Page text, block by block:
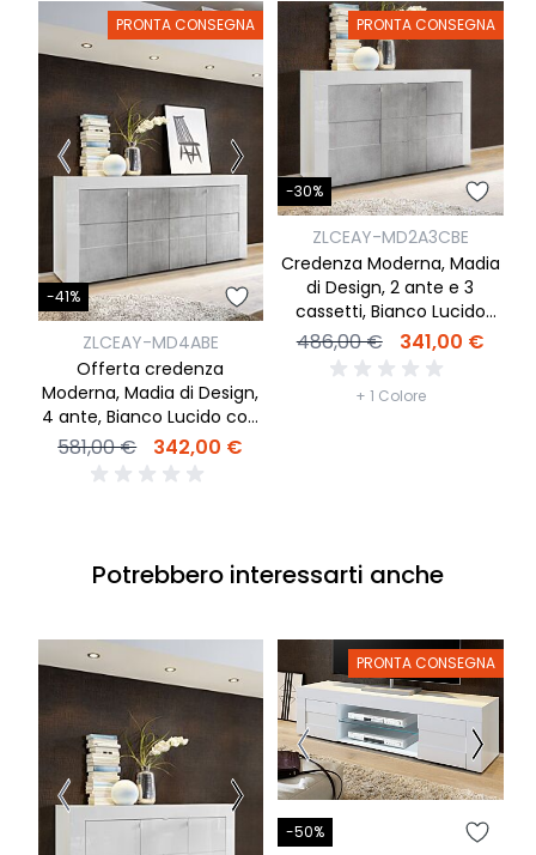
PRONTA CONSEGNA
-41%
ZLCEAY-MD4ABE
Offerta credenza
Moderna, Madia di Design,
4 ante, Bianco Lucido con
frontali Beton
581,00 € 342,00 €
PRONTA CONSEGNA
-30%
ZLCEAY-MD2A3CBE
Credenza Moderna, Madia
di Design, 2 ante e 3
cassetti, Bianco Lucido
con frontali Beton
486,00 € 341,00 €
+ 1 Colore
Potrebbero interessarti anche
PRONTA CONSEGNA
-50%